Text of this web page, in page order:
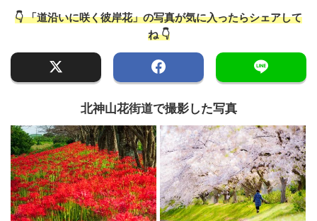
👇 「道沿いに咲く彼岸花」の写真が気に入ったらシェアして
ね 👇
北神山花街道で撮影した写真